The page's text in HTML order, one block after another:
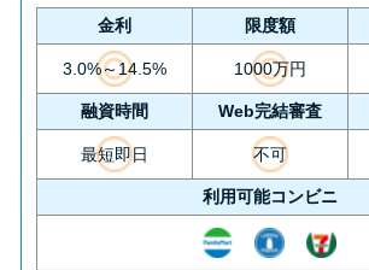
金利 限度額
3.0%～14.5% 1000万円
融資時間 Web完結審査
最短即日 不可
利用可能コンビニ